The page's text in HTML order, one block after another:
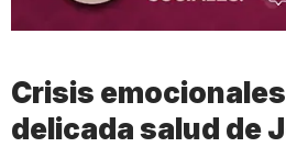
Crisis
delicada salud de